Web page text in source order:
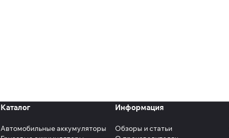
Каталог
Автомобильные аккумуляторы
Информация
Обзоры и статьи